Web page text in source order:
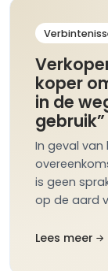
koper
in de
In geval
is geen
op de aard
Lees meer